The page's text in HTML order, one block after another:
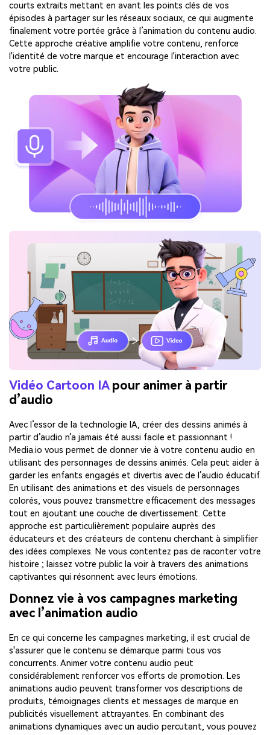
courts extraits mettant en avant les points clés de vos
épisodes à partager sur les réseaux sociaux, ce qui augmente
finalement votre portée grâce à l’animation du contenu audio.
Cette approche créative amplifie votre contenu, renforce
l'identité de votre marque et encourage l'interaction avec
votre public.
Vidéo Cartoon IApour animer à partir
d’audio
Avec l’essor de la technologie IA, créer des dessins animés à
partir d’audio n’a jamais été aussi facile et passionnant !
Media.io vous permet de donner vie à votre contenu audio en
utilisant des personnages de dessins animés. Cela peut aider à
garder les enfants engagés et divertis avec de l’audio éducatif.
En utilisant des animations et des visuels de personnages
colorés, vous pouvez transmettre efficacement des messages
tout en ajoutant une couche de divertissement. Cette
approche est particulièrement populaire auprès des
éducateurs et des créateurs de contenu cherchant à simplifier
des idées complexes. Ne vous contentez pas de raconter votre
histoire ; laissez votre public la voir à travers des animations
captivantes qui résonnent avec leurs émotions.
Donnez vie à vos campagnes marketing
avec l’animation audio
En ce qui concerne les campagnes marketing, il est crucial de
s'assurer que le contenu se démarque parmi tous vos
concurrents. Animer votre contenu audio peut
considérablement renforcer vos efforts de promotion. Les
animations audio peuvent transformer vos descriptions de
produits, témoignages clients et messages de marque en
publicités visuellement attrayantes. En combinant des
animations dynamiques avec un audio percutant, vous pouvez